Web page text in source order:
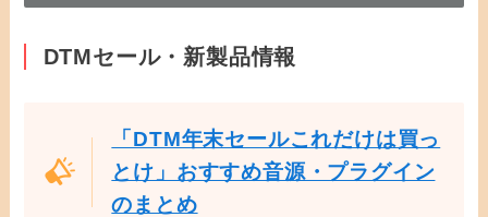
DTMセール・新製品情報
「DTM年末セールこれだけは買っ
とけ」おすすめ音源・プラグイン
のまとめ